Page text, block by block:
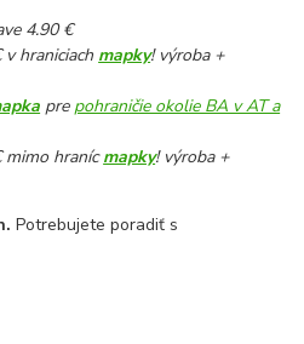
4.90 €
hraniciach mapky! výroba +
pre pohraničie okolie BA v AT a
mimo hranícmapky! výroba +
Potrebujete poradiť s